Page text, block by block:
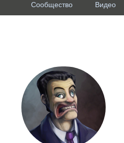
Сообщество Видео